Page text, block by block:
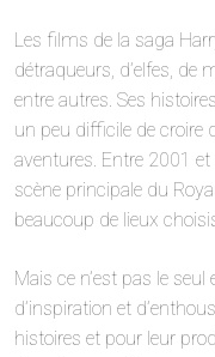
Les films de la saga
détraqueurs, d’elfes, de
entre autres. Ses
un peu difficile de croire
aventures. Entre 2001
scène principale du
beaucoup de lieux
Mais ce n’est pas le
d’inspiration et
histoires et pour leur